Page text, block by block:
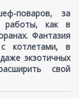
поваров, за
работы, как в
Фантазия
котлетами, в
экзотичных
свой